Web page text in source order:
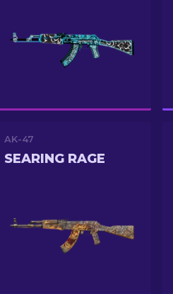
AK-47
SEARING RAGE